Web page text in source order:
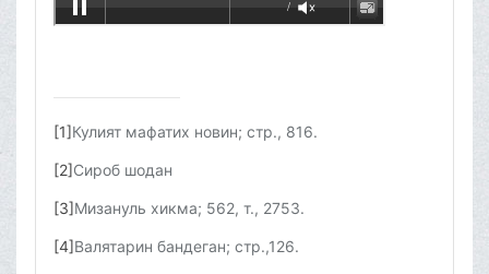
[1]Кулият мафатих новин; стр., 816.
[2]Сироб шодан
[3]Мизануль хикма; 562, т., 2753.
[4]Валятарин бандеган; стр.,126.